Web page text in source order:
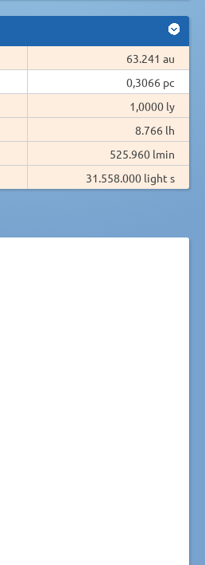
63.241 au
0,3066 pc
1,0000 ly
8.766 lh
525.960 lmin
31.558.000 light s